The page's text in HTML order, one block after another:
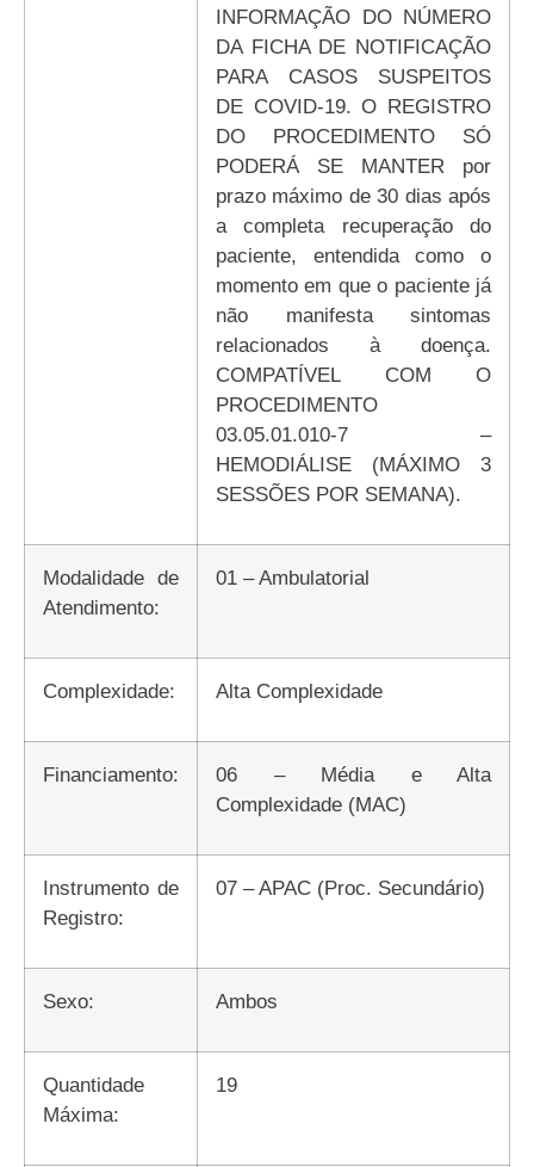
INFORMAÇÃO DO NÚMERO
DA FICHA DE NOTIFICAÇÃO
PARA CASOS SUSPEITOS
DE COVID-19. O REGISTRO
DO PROCEDIMENTO SÓ
PODERÁ SE MANTER por
prazo máximo de 30 dias após
a completa recuperação do
paciente, entendida como o
momento em que o paciente já
não manifesta sintomas
relacionados à doença.
COMPATÍVEL COM O
PROCEDIMENTO
03.05.01.010-7 –
HEMODIÁLISE (MÁXIMO 3
SESSÕES POR SEMANA).
Modalidade de
Atendimento:
01 – Ambulatorial
Complexidade: Alta Complexidade
Financiamento:
06 – Média e Alta
Complexidade (MAC)
Instrumento de
Registro:
07 – APAC (Proc. Secundário)
Sexo: Ambos
Quantidade
Máxima:
19